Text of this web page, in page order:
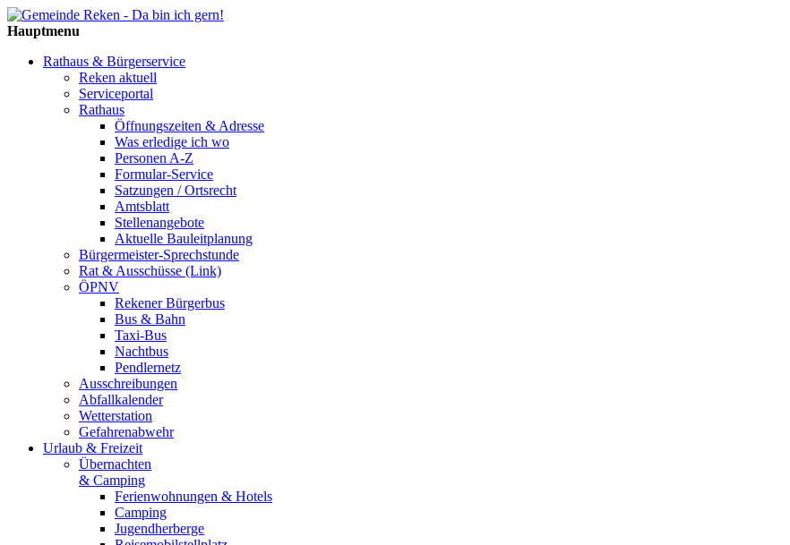
Hauptmenu
Rathaus & Bürgerservice
Reken aktuell
Serviceportal
Rathaus
Öffnungszeiten & Adresse
Was erledige ich wo
Personen A-Z
Formular-Service
Satzungen / Ortsrecht
Amtsblatt
Stellenangebote
Aktuelle Bauleitplanung
Bürgermeister-Sprechstunde
Rat & Ausschüsse (Link)
ÖPNV
Rekener Bürgerbus
Bus & Bahn
Taxi-Bus
Nachtbus
Pendlernetz
Ausschreibungen
Abfallkalender
Wetterstation
Gefahrenabwehr
Urlaub & Freizeit
Übernachten
& Camping
Ferienwohnungen & Hotels
Camping
Jugendherberge